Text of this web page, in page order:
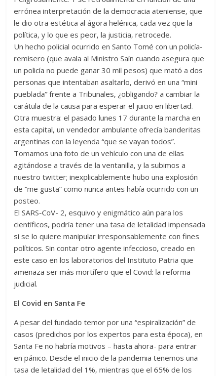
errónea interpretación de la democracia ateniense, que
le dio otra estética al ágora helénica, cada vez que la
política, y lo que es peor, la justicia, retrocede.
Un hecho policial ocurrido en Santo Tomé con un policía-
remisero (que avala al Ministro Saín cuando asegura que
un policía no puede ganar 30 mil pesos) que mató a dos
personas que intentaban asaltarlo, derivó en una “mini
pueblada” frente a Tribunales, ¿obligando? a cambiar la
carátula de la causa para esperar el juicio en libertad.
Otra muestra: el pasado lunes 17 durante la marcha en
esta capital, un vendedor ambulante ofrecía banderitas
argentinas con la leyenda “que se vayan todos”.
Tomamos una foto de un vehículo con una de ellas
agitándose a través de la ventanilla, y la subimos a
nuestro twitter; inexplicablemente hubo una explosión
de “me gusta” como nunca antes había ocurrido con un
posteo.
El SARS-CoV- 2, esquivo y enigmático aún para los
científicos, podría tener una tasa de letalidad impensada
si se lo quiere manipular irresponsablemente con fines
políticos. Sin contar otro agente infeccioso, creado en
este caso en los laboratorios del Instituto Patria que
amenaza ser más mortífero que el Covid: la reforma
judicial.
El Covid en Santa Fe
A pesar del fundado temor por una “espiralización” de
casos (predichos por los expertos para esta época), en
Santa Fe no habría motivos – hasta ahora- para entrar
en pánico. Desde el inicio de la pandemia tenemos una
tasa de letalidad del 1%, mientras que el 65% de los